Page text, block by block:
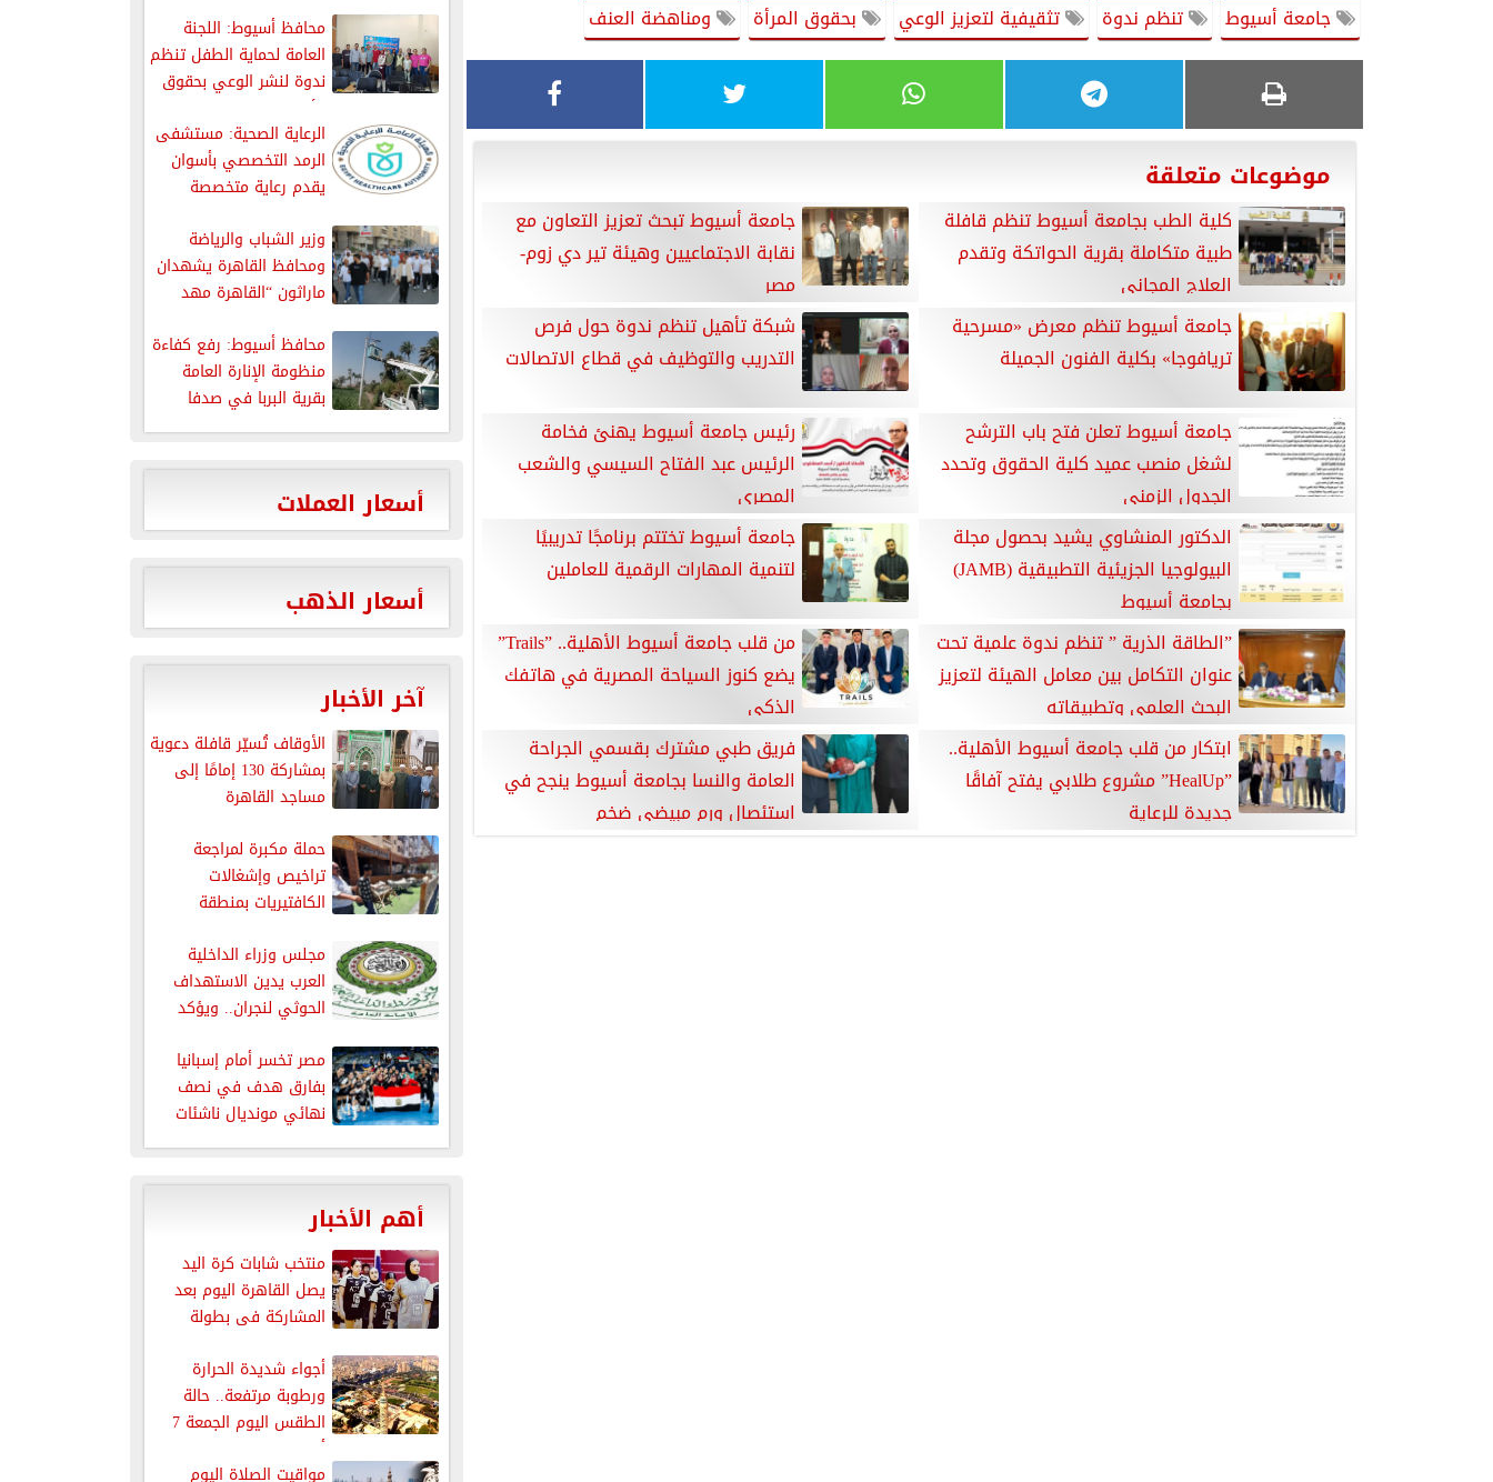
جامعة أسيوط تنظم ندوة تثقيفية لتعزيز الوعي بحقوق المرأة ومناهضة العنف
موضوعات متعلقة
كلية الطب بجامعة أسيوط تنظم قافلة
طبية متكاملة بقرية الحواتكة وتقدم
العلاج المجاني
جامعة أسيوط تبحث تعزيز التعاون مع
نقابة الاجتماعيين وهيئة تير دي زوم-
مصر
جامعة أسيوط تنظم معرض «مسرحية
تريافوجا» بكلية الفنون الجميلة
شبكة تأهيل تنظم ندوة حول فرص
التدريب والتوظيف في قطاع الاتصالات
جامعة أسيوط تعلن فتح باب الترشح
لشغل منصب عميد كلية الحقوق وتحدد
الجدول الزمني
رئيس جامعة أسيوط يهنئ فخامة
الرئيس عبد الفتاح السيسي والشعب
المصري
الدكتور المنشاوي يشيد بحصول مجلة
البيولوجيا الجزيئية التطبيقية (JAMB)
بجامعة أسيوط
جامعة أسيوط تختتم برنامجًا تدريبيًا
لتنمية المهارات الرقمية للعاملين
”الطاقة الذرية ” تنظم ندوة علمية تحت
عنوان التكامل بين معامل الهيئة لتعزيز
البحث العلمي وتطبيقاته
من قلب جامعة أسيوط الأهلية.. ”Trails”
يضع كنوز السياحة المصرية في هاتفك
الذكي
ابتكار من قلب جامعة أسيوط الأهلية..
”HealUp” مشروع طلابي يفتح آفاقًا
جديدة للرعاية
فريق طبي مشترك بقسمي الجراحة
العامة والنسا بجامعة أسيوط ينجح في
استئصال ورم مبيضي ضخم
محافظ أسيوط: اللجنة
العامة لحماية الطفل تنظم
ندوة لنشر الوعي بحقوق
الأطفال
الرعاية الصحية: مستشفى
الرمد التخصصي بأسوان
يقدم رعاية متخصصة
وزير الشباب والرياضة
ومحافظ القاهرة يشهدان
ماراثون “القاهرة مهد
محافظ أسيوط: رفع كفاءة
منظومة الإنارة العامة
بقرية البربا في صدفا
ضمن...
أسعار العملات
أسعار الذهب
آخر الأخبار
الأوقاف تُسيّر قافلة دعوية
بمشاركة 130 إمامًا إلى
مساجد القاهرة
حملة مكبرة لمراجعة
تراخيص وإشغالات
الكافتيريات بمنطقة
مجلس وزراء الداخلية
العرب يدين الاستهداف
الحوثي لنجران.. ويؤكد
مصر تخسر أمام إسبانيا
بفارق هدف في نصف
نهائي مونديال ناشئات
اليد...
أهم الأخبار
منتخب شابات كرة اليد
يصل القاهرة اليوم بعد
المشاركة فى بطولة
أجواء شديدة الحرارة
ورطوبة مرتفعة.. حالة
الطقس اليوم الجمعة 7
أغسطس 2026
مواقيت الصلاة اليوم